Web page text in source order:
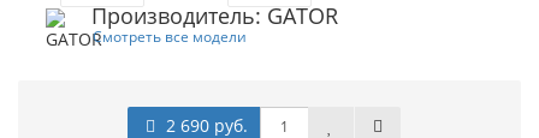
Производитель: GATOR
Смотреть все модели
2 690 руб.